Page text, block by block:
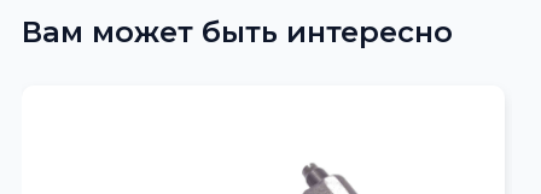
Вам может быть интересно